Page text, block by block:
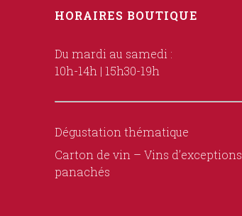
HORAIRES BOUTIQUE
Du mardi au samedi :
10h-14h | 15h30-19h
Dégustation thématique
Carton de vin – Vins d’exceptions
panachés